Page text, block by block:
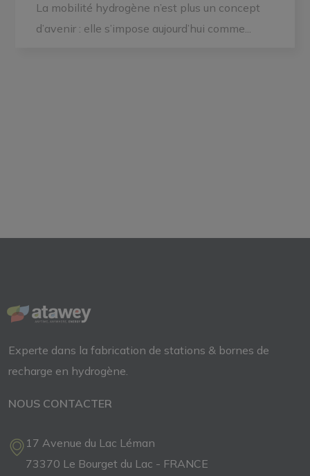
La mobilité hydrogène n’est plus un concept
d’avenir : elle s’impose aujourd’hui comme...
Experte dans la fabrication de stations & bornes de
recharge en hydrogène.
NOUS CONTACTER
17 Avenue du Lac Léman
73370 Le Bourget du Lac - FRANCE